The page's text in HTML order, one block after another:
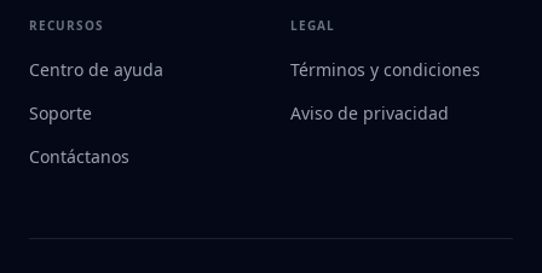
RECURSOS
Centro de ayuda
Soporte
Contáctanos
LEGAL
Términos y condiciones
Aviso de privacidad